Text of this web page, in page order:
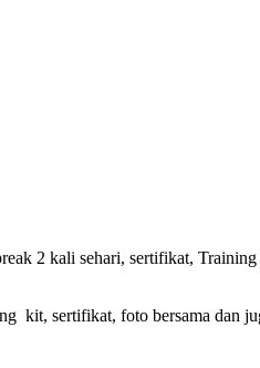
2 kali sehari, sertifikat,
kit, sertifikat, foto bersama dan